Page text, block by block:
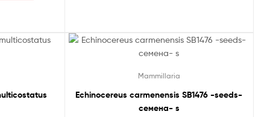
Mammillaria
Echinocereus carmenensis SB1476 -seeds-
семена- s